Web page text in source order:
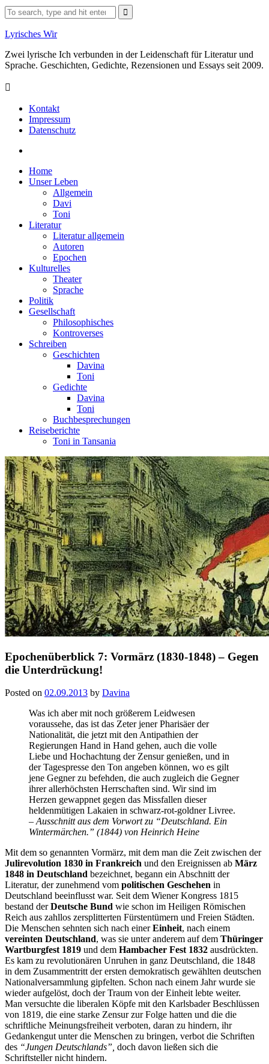
Skip
to
content
Search
for:
Lyrisches Wir
Zwei lyrische Ich verbunden in der Leidenschaft für Literatur und
Sprache. Geschichten, Gedichte, Rezensionen und Essays seit 2009.
Kontakt
Impressum
Datenschutz
Home
Unser Leben
Allgemein
Davi
Toni
Literatur
Literatur allgemein
Autoren
Epochen
Kulturelles
Theater
Sprache
Politik
Gesellschaft
Philosophisches
Kontroverses
Schreiben
Geschichten
Davina
Toni
Gedichte
Davina
Toni
Buchbesprechungen
Reiseberichte
Toni in Tansania
Epochenüberblick 7: Vormärz (1830-1848) – Gegen
die Unterdrückung!
Posted on 02.09.2013 by Davina
Was ich aber mit noch größerem Leidwesen
voraussehe, das ist das Zeter jener Pharisäer der
Nationalität, die jetzt mit den Antipathien der
Regierungen Hand in Hand gehen, auch die volle
Liebe und Hochachtung der Zensur genießen, und in
der Tagespresse den Ton angeben können, wo es gilt
jene Gegner zu befehden, die auch zugleich die Gegner
ihrer allerhöchsten Herrschaften sind. Wir sind im
Herzen gewappnet gegen das Missfallen dieser
heldenmütigen Lakaien in schwarz-rot-goldner Livree.
– Ausschnitt aus dem Vorwort zu “Deutschland. Ein
Wintermärchen.” (1844) von Heinrich Heine
Mit dem so genannten Vormärz, mit dem man die Zeit zwischen der
Julirevolution 1830 in Frankreich und den Ereignissen ab März
1848 in Deutschland bezeichnet, begann ein Abschnitt der
Literatur, der zunehmend vom politischen Geschehen in
Deutschland beeinflusst war. Seit dem Wiener Kongress 1815
bestand derDeutsche Bund wie schon im Heiligen Römischen
Reich aus zahllos zersplitterten Fürstentümern und Freien Städten.
Die Menschen sehnten sich nach einerEinheit, nach einem
vereinten Deutschland, was sie unter anderem auf dem Thüringer
Wartburgfest 1819 und dem Hambacher Fest 1832 ausdrückten.
Es kam zu revolutionären Unruhen in ganz Deutschland, die 1848
in dem Zusammentritt der ersten demokratisch gewählten deutschen
Nationalversammlung gipfelten. Schon nach einem Jahr wurde sie
wieder aufgelöst, doch der Traum von der Einheit lebte weiter.
Man versuchte die liberalen Köpfe mit den Karlsbader Beschlüssen
von 1819, die eine starke Zensur zur Folge hatten und die die
schriftliche Meinungsfreiheit verboten, daran zu hindern, ihr
Gedankengut unter die Menschen zu bringen, verbot die Schriften
des “Jungen Deutschlands”, doch davon ließen sich die
Schriftsteller nicht hindern.